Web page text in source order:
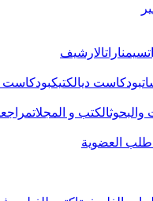
سيمناراتالارشيف
بودكاست ديالكتيكبودكاست
والبحوثالكتب و المجلات
طلب العضوية